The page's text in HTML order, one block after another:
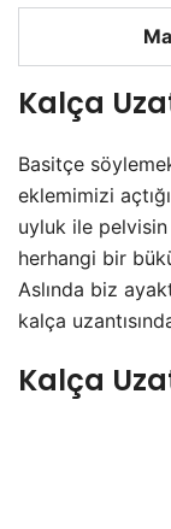
Kalça
Basitçe
eklemimizi
uyluk ile pelvisin
herhangi bir
Aslında biz
kalça
Kalça